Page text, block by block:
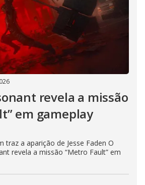
revela a missão
em gameplay
traz a aparição de Jesse Faden O
revela a missão “Metro Fault” em